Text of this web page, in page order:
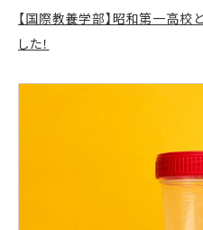
【国際教養学部】昭和第一高校
した！